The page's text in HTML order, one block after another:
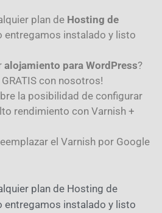
plan de Hosting de
entregamos instalado y listo
alojamiento para WordPress?
con nosotros!
la posibilidad de configurar
rendimiento con Varnish +
el Varnish por Google
plan de Hosting de
entregamos instalado y listo